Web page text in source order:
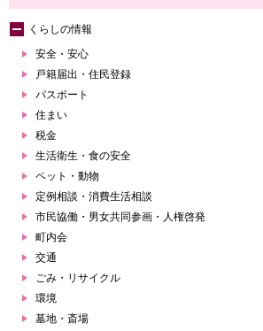
くらしの情報
安全・安心
戸籍届出・住民登録
パスポート
住まい
税金
生活衛生・食の安全
ペット・動物
定例相談・消費生活相談
市民協働・男女共同参画・人権啓発
町内会
交通
ごみ・リサイクル
環境
墓地・斎場